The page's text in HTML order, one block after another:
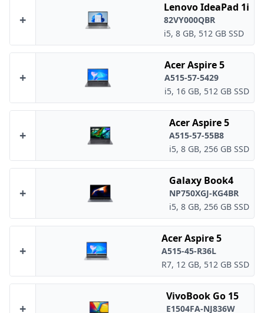
+
Lenovo IdeaPad 1i
82VY000QBR
i5, 8 GB, 512 GB SSD
+
Acer Aspire 5
A515-57-5429
i5, 16 GB, 512 GB SSD
+
Acer Aspire 5
A515-57-55B8
i5, 8 GB, 256 GB SSD
+
Galaxy Book4
NP750XGJ-KG4BR
i5, 8 GB, 256 GB SSD
+
Acer Aspire 5
A515-45-R36L
R7, 12 GB, 512 GB SSD
+
VivoBook Go 15
E1504FA-NJ836W